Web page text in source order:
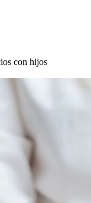
con hijos